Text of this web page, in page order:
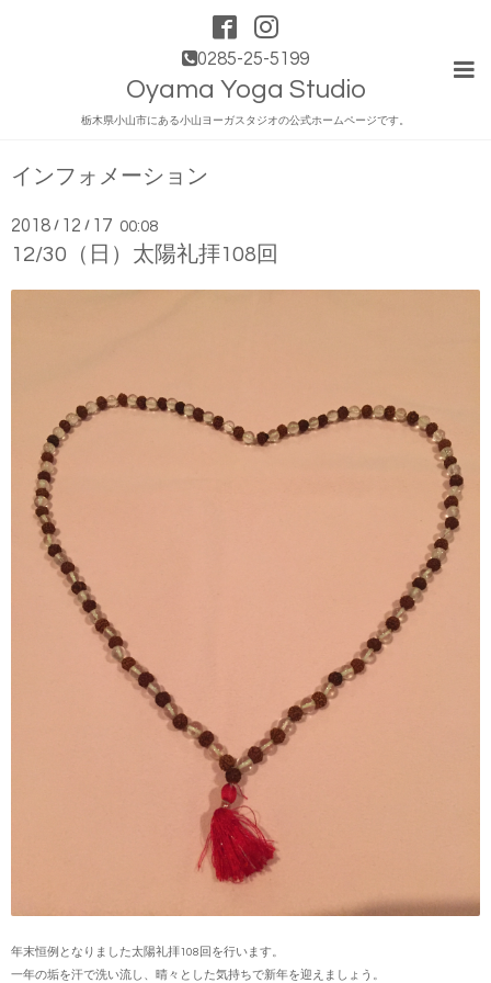
0285-25-5199
Oyama Yoga Studio
栃木県小山市にある小山ヨーガスタジオの公式ホームページです。
インフォメーション
2018 / 12 / 17 00:08
12/30（日）太陽礼拝108回
年末恒例となりました太陽礼拝108回を行います。
一年の垢を汗で洗い流し、晴々とした気持ちで新年を迎えましょう。